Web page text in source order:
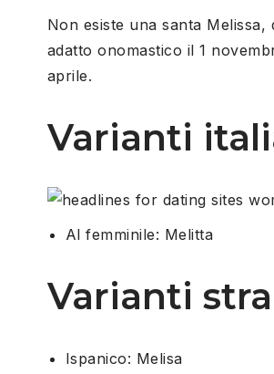
Non esiste una santa
adatto onomastico il 1
aprile.
Varianti
Al femminile: Melitta
Varianti
Ispanico: Melisa